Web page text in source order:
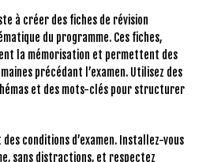
à créer des fiches de révision
du programme. Ces fiches,
la mémorisation et permettent des
précédant l’examen. Utilisez des
et des mots-clés pour structurer
conditions d’examen. Installez-vous
sans distractions, et respectez